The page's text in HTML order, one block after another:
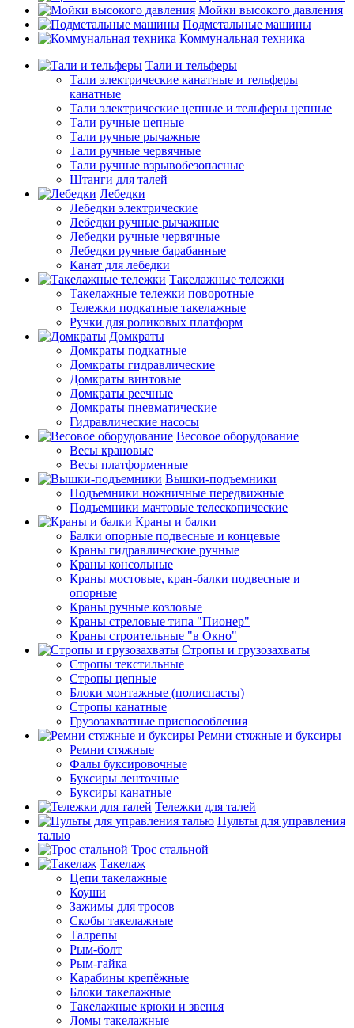
Мойки высокого давления
Подметальные машины
Коммунальная техника
Тали и тельферы
Тали электрические канатные и тельферы
канатные
Тали электрические цепные и тельферы цепные
Тали ручные цепные
Тали ручные рычажные
Тали ручные червячные
Тали ручные взрывобезопасные
Штанги для талей
Лебедки
Лебедки электрические
Лебедки ручные рычажные
Лебедки ручные червячные
Лебедки ручные барабанные
Канат для лебедки
Такелажные тележки
Такелажные тележки поворотные
Тележки подкатные такелажные
Ручки для роликовых платформ
Домкраты
Домкраты подкатные
Домкраты гидравлические
Домкраты винтовые
Домкраты реечные
Домкраты пневматические
Гидравлические насосы
Весовое оборудование
Весы крановые
Весы платформенные
Вышки-подъемники
Подъемники ножничные передвижные
Подъемники мачтовые телескопические
Краны и балки
Балки опорные подвесные и концевые
Краны гидравлические ручные
Краны консольные
Краны мостовые, кран-балки подвесные и
опорные
Краны ручные козловые
Краны стреловые типа "Пионер"
Краны строительные "в Окно"
Стропы и грузозахваты
Стропы текстильные
Стропы цепные
Блоки монтажные (полиспасты)
Стропы канатные
Грузозахватные приспособления
Ремни стяжные и буксиры
Ремни стяжные
Фалы буксировочные
Буксиры ленточные
Буксиры канатные
Тележки для талей
Пульты для управления
талью
Трос стальной
Такелаж
Цепи такелажные
Коуши
Зажимы для тросов
Скобы такелажные
Талрепы
Рым-болт
Рым-гайка
Карабины крепёжные
Блоки такелажные
Такелажные крюки и звенья
Ломы такелажные